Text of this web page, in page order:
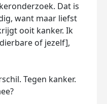
Dat is
want maar liefst
ooit kanker. Ik
of jezelf],
Tegen kanker.